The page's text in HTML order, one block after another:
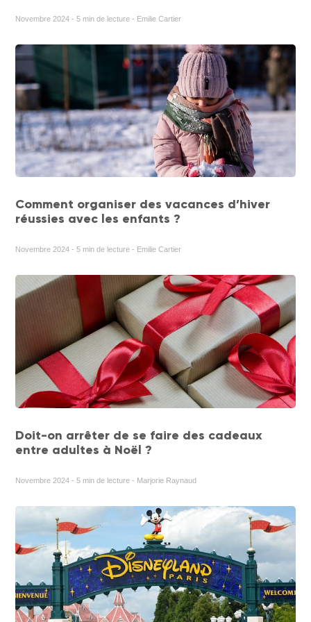
Novembre 2024 - 5 min de lecture - Emilie Cartier
Comment organiser des vacances d’hiver
réussies avec les enfants ?
Novembre 2024 - 5 min de lecture - Emilie Cartier
Doit-on arrêter de se faire des cadeaux
entre adultes à Noël ?
Novembre 2024 - 5 min de lecture - Marjorie Raynaud